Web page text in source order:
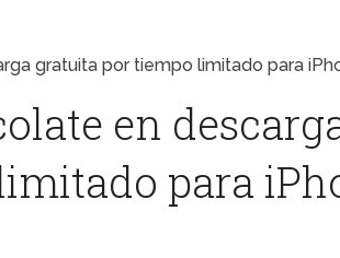
gratuita por tiempo limitado para
en
para